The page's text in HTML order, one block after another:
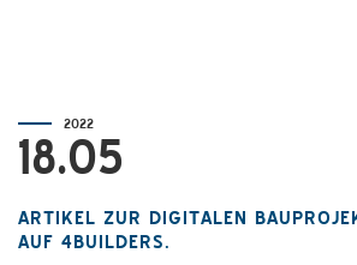
2022
18.05
ARTIKEL ZUR DIGITALEN
AUF 4BUILDERS.